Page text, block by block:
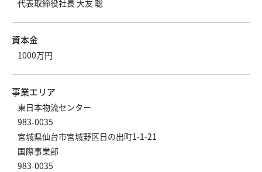
代表取締役社長 大友 聡
資本金
1000万円
事業エリア
東日本物流センター
983-0035
宮城県仙台市宮城野区日の出町1-1-21
国際事業部
983-0035